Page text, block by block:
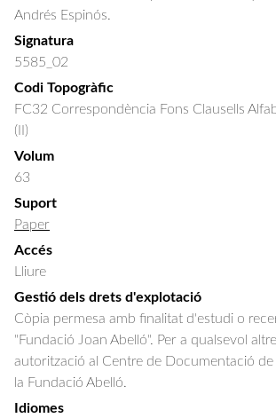
Andrés Espinós.
Signatura
5585_02
Codi Topogràfic
FC32 Correspondència Fons Clausells
(II)
Volum
63
Suport
Paper
Accés
Lliure
Gestió dels drets d'explotació
Còpia permesa amb finalitat d'estudi o
"Fundació Joan Abelló". Per a qualsevol
autorització al Centre de Documentació
la Fundació Abelló.
Idiomes